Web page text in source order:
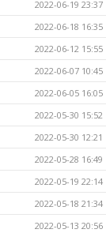
2022-06-19 23:37
2022-06-18 16:35
2022-06-12 15:55
2022-06-07 10:45
2022-06-05 16:05
2022-05-30 15:52
2022-05-30 12:21
2022-05-28 16:49
2022-05-19 22:14
2022-05-18 21:34
2022-05-13 20:56